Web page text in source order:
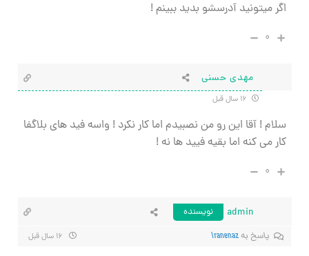
اگر میتونید آدرسشو بدید ببینم !
۰
مهدی حسنی
سلام ! آقا این رو من نصبیدم اما کار نکرد ! واسه فید های بلاگفا
کار می کنه اما بقیه فیید ها نه !
۰
admin
نویسنده
پاسخ بهiranenaz